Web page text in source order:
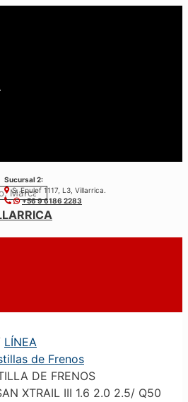
Sucursal 2:
S. Epulef 1117, L3, Villarrica.
+56 9 6186 2283
LÍNEA
de Frenos
DE FRENOS
XTRAIL III 1.6 2.0 2.5/ Q50